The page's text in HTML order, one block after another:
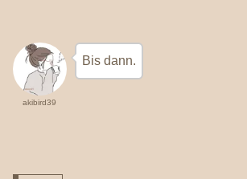
akibird39
Bis dann.